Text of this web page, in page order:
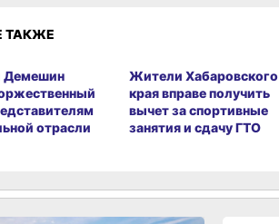
ТАКЖЕ
Демешин
отрасли
Жители Хабаровского
края вправе получить
вычет за спортивные
занятия и сдачу ГТО